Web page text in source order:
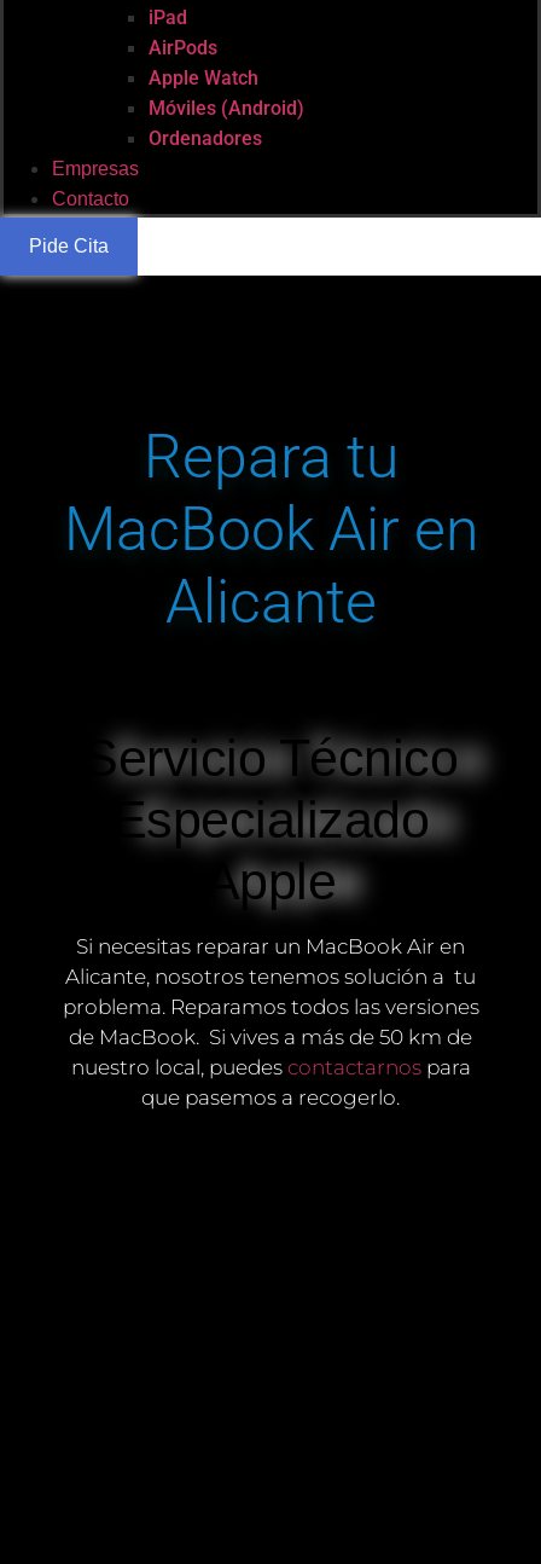
iPad
AirPods
Apple Watch
Móviles (Android)
Ordenadores
Empresas
Contacto
Pide Cita
Repara tu
MacBook Air en
Alicante
Servicio Técnico
Especializado
Apple
Si necesitas reparar un MacBook Air en
Alicante, nosotros tenemos solución a tu
problema. Reparamos todos las versiones
de MacBook. Si vives a más de 50 km de
nuestro local, puedes contactarnospara
que pasemos a recogerlo.